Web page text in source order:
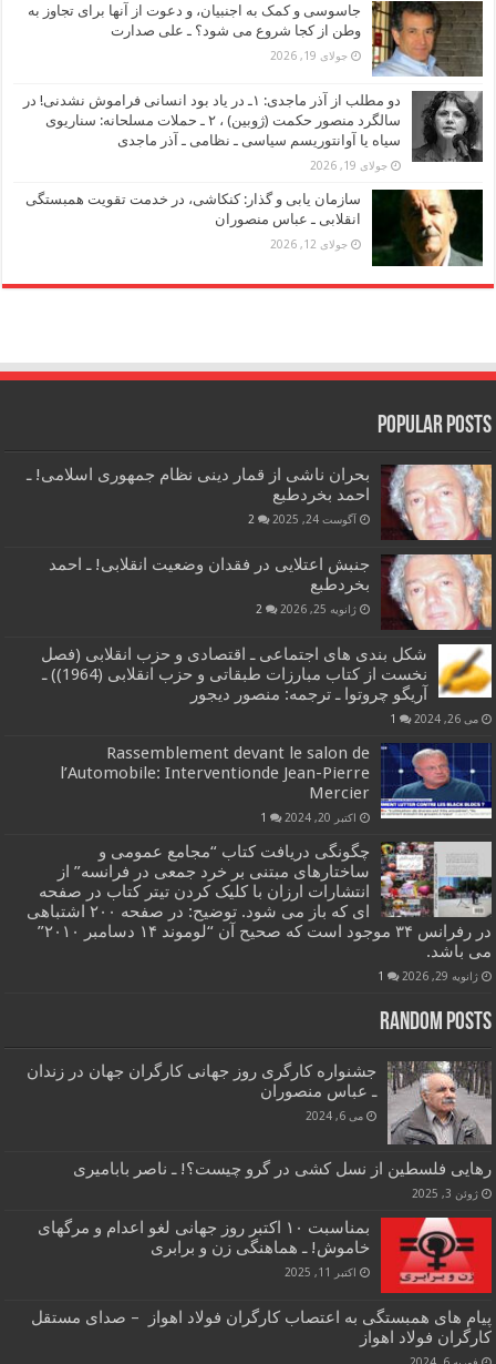
جاسوسی و کمک به اجنبیان، و دعوت از آنها برای تجاوز به
وطن از کجا شروع می شود؟ ـ علی صدارت
جولای 19, 2026
دو مطلب از آذر ماجدی: ۱ـ در یاد بود انسانی فراموش نشدنی! در
سالگرد منصور حکمت (ژوبین) ، ۲ ـ حملات مسلحانه: سناریوی
سیاه یا آوانتوریسم سیاسی ـ نظامی ـ آذر ماجدی
جولای 19, 2026
سازمان یابی و گذار: کنکاشی، در خدمت تقویت همبستگی
انقلابی ـ عباس منصوران
جولای 12, 2026
Popular Posts
بحران ناشی از قمار دینی نظام جمهوری اسلامی! ـ
احمد بخردطبع
آگوست 24, 2025 2
جنبش اعتلایی در فقدان وضعیت انقلابی! ـ احمد
بخردطبع
ژانویه 25, 2026 2
شکل بندی های اجتماعی ـ اقتصادی و حزب انقلابی (فصل
نخست از کتاب مبارزات طبقاتی و حزب انقلابی (1964)) ـ
آریگو چروتوا ـ ترجمه: منصور دیجور
می 26, 2024 1
Rassemblement devant le salon de
l’Automobile: Interventionde Jean-Pierre
Mercier
اکتبر 20, 2024 1
چگونگی دریافت کتاب “مجامع عمومی و
ساختارهای مبتنی بر خرد جمعی در فرانسه” از
انتشارات ارزان با کلیک کردن تیتر کتاب در صفحه
ای که باز می شود. توضیح: در صفحه ۲۰۰ اشتباهی
در رفرانس ۳۴ موجود است که صحیح آن “لوموند ۱۴ دسامبر ۲۰۱۰”
می باشد.
ژانویه 29, 2026 1
Random Posts
جشنواره کارگری روز جهانی کارگران جهان در زندان
ـ عباس منصوران
می 6, 2024
رهایی فلسطین از نسل کشی در گرو چیست؟! ـ ناصر بابامیری
ژوئن 3, 2025
بمناسبت ۱۰ اکتبر روز جهانی لغو اعدام و مرگهای
خاموش! ـ هماهنگی زن و برابری
اکتبر 11, 2025
پیام های همبستگی به اعتصاب کارگران فولاد اهواز – صدای مستقل
کارگران فولاد اهواز